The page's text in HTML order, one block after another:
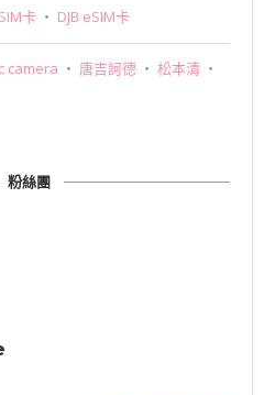
卡‧ DJB eSIM卡
camera ‧ 唐吉訶德‧ 松本清‧
粉絲團